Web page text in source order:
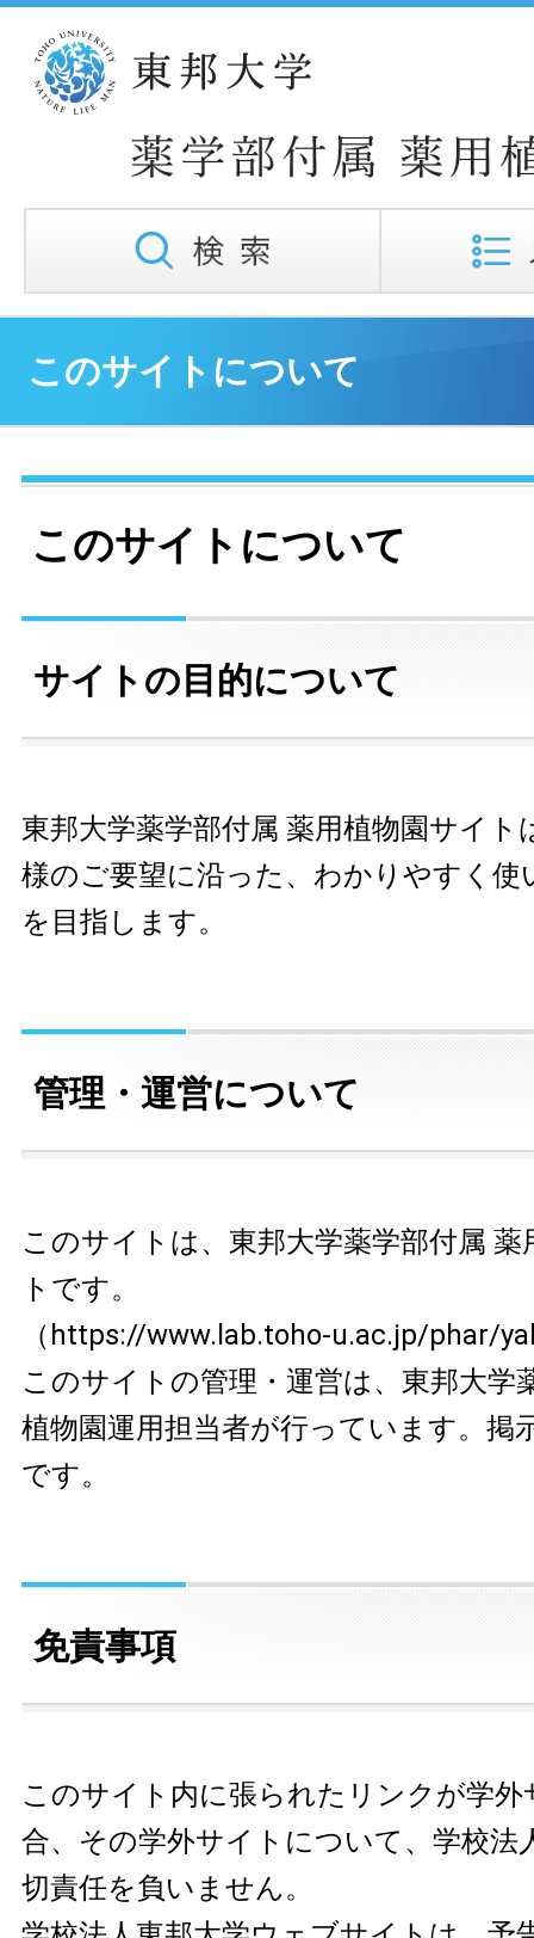
このサイトについて
このサイトについて
サイトの目的について
東邦大学薬学部付属 薬用植物園サイト
様のご要望に沿った、わかりやすく使
を目指します。
管理・運営について
このサイトは、東邦大学薬学部付属 薬
トです。
（https://www.lab.toho-u.ac.jp/phar/
このサイトの管理・運営は、東邦大学
植物園運用担当者が行っています。掲
です。
免責事項
このサイト内に張られたリンクが学
合、その学外サイトについて、学校法
切責任を負いません。